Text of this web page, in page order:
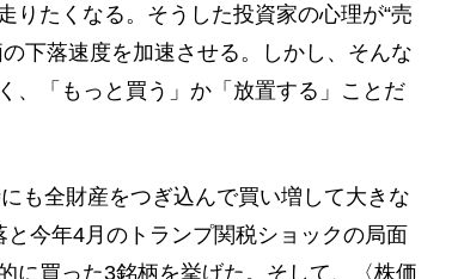
りたくなる。そうした投資家の心理が“売
下落速度を加速させる。しかし、そんな
、「もっと買う」か「放置する」ことだ
も全財産をつぎ込んで買い増して大きな
今年4月のトランプ関税ショックの局面
に買った3銘柄を挙げた。そして、〈株価